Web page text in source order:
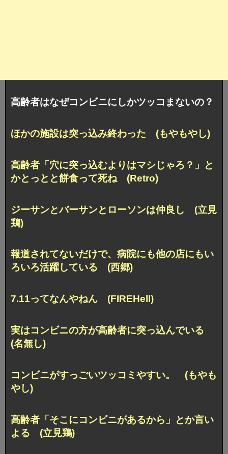
高齢者はなぜコンビニにしかツッコまないの？
ほかの施設は突っ込み終わった (もやもやし)
高齢者「穴に突っ込むよりはマシじゃろ？」
と
かとっとと餅食って死ね (Retro)
ジーサンとバーサンとローソンは仲良し (立見
鶏)
報道されてないだけで、 病院にも他の店にもい
ろいろ活躍している (西郷)
7.11ってなんやねん (FIREHell)
実はコンビニの方が高齢者に突っ込んでいる
(名無し)
コンビニがすっごいツッコミやすい。 (もやも
やし)
高齢者「そこにコンビニがあるから」とか言い
よる (立見鶏)